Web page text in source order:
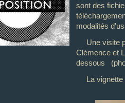
sont des
modalités
Une visite
Clémence et
dessous
La